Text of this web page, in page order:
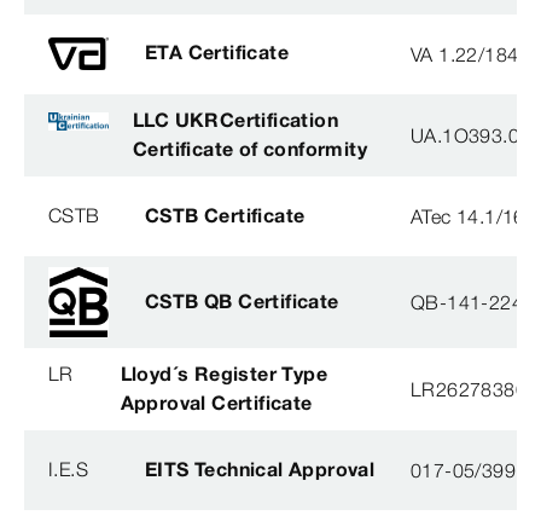
ETA Certificate VA 1.22/18407
LLC UKRCertification
Certificate of conformity
CSTB CSTB Certificate ATec 14.1/16-
CSTB QB Certificate QB-141-
LR
Lloyd´s Register Type
Approval Certificate
I.E.S EITS Technical Approval 017-05/3991-